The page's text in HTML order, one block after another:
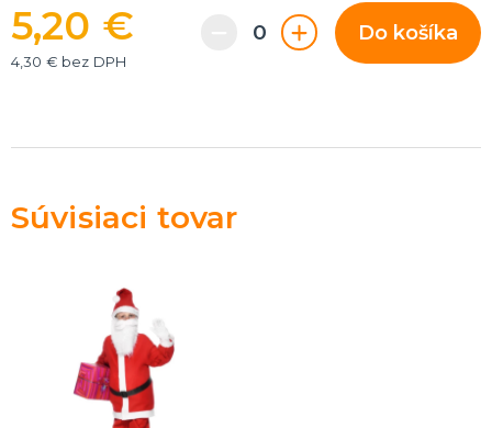
5,20 €
4,30 € bez DPH
Do košíka
Súvisiaci tovar